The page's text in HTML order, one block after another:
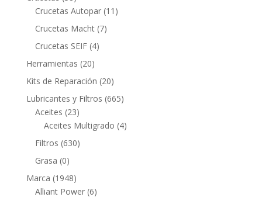
productos
Crucetas Autopar 11 11
Crucetas Macht 77
Crucetas SEIF 44
Herramientas 2020
productos
Kits de Reparación 2020
productos
Lubricantes y Filtros 665665
Aceites 2323
productos
Aceites Multigrado 44
Filtros 630630
Grasa 00
productos
Marca 19481948
productos
Alliant Power 66